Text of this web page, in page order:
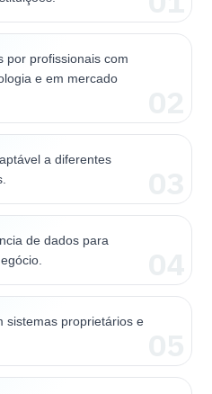
por profissionais com
e em mercado
a diferentes
de dados para
sistemas proprietários e